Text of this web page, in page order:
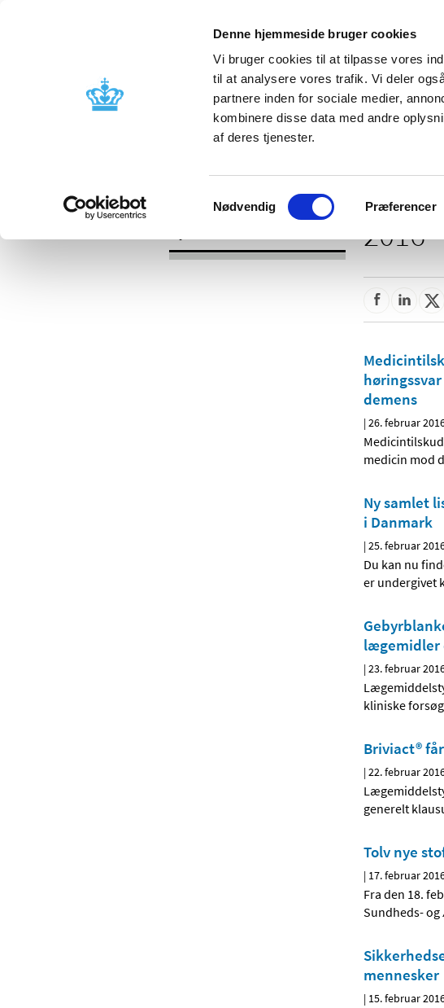
Denne hjemmeside bruger cookies
Vi bruger cookies til at tilpasse vores
til at analysere vores trafik. Vi deler
partnere inden for sociale medier,
kombinere disse data med andre
af deres tjenester.
Samtykkevalg
Nødvendig Præferencer
Godkendelse og
Bivirkninger og
produktinformation
2016
demens
|26. februar
medicin mod
Ny samlet
i Danmark
|25. februar
Du kan nu
er undergivet
lægemidler
|23. februar
kliniske
Briviact®
|22. februar
generelt
Tolv nye
| 17. februar
Fra den 18.
Sundheds-
mennesker
| 15. februar